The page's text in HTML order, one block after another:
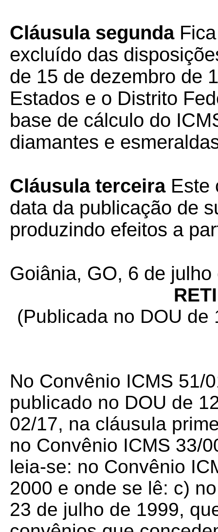
Cláusula segundaFica
excluído das
de 15 de dezembro de
Estados e o Distrito
base de cálculo do
diamantes e
Cláusula terceira Este
data da publicação de
produzindo efeitos a
Goiânia, GO, 6 de julho
(Publicada no DOU
No Convênio ICMS 51/
publicado no DOU de
02/17, na cláusula
no Convênio ICMS 33/
leia-se: no Convênio
2000 e onde se lê: c)
23 de julho de 1999,